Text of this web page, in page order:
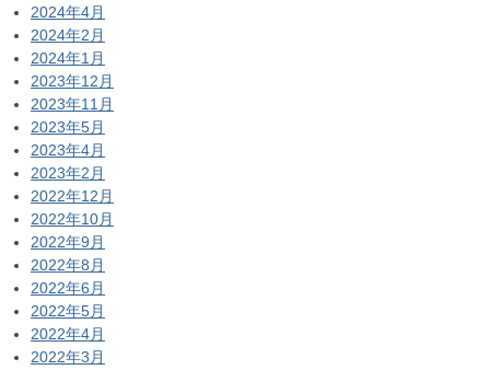
2024年4月
2024年2月
2024年1月
2023年12月
2023年11月
2023年5月
2023年4月
2023年2月
2022年12月
2022年10月
2022年9月
2022年8月
2022年6月
2022年5月
2022年4月
2022年3月